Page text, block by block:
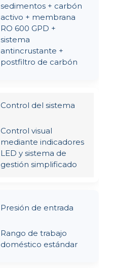
sedimentos + carbón
activo + membrana
RO 600 GPD +
sistema
antincrustante +
postfiltro de carbón
Control del sistema
Control visual
mediante indicadores
LED y sistema de
gestión simplificado
Presión de entrada
Rango de trabajo
doméstico estándar